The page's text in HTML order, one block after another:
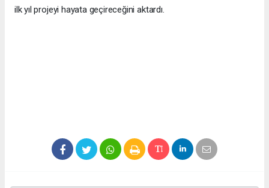
ilk yıl projeyi hayata geçireceğini aktardı.